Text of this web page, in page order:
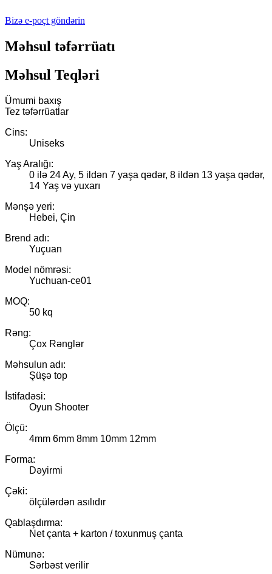
Bizə e-poçt göndərin
Məhsul təfərrüatı
Məhsul Teqləri
Ümumi baxış
Tez təfərrüatlar
Cins:
Uniseks
Yaş Aralığı:
0 ilə 24 Ay, 5 ildən 7 yaşa qədər, 8 ildən 13 yaşa qədər,
14 Yaş və yuxarı
Mənşə yeri:
Hebei, Çin
Brend adı:
Yuçuan
Model nömrəsi:
Yuchuan-ce01
MOQ:
50 kq
Rəng:
Çox Rənglər
Məhsulun adı:
Şüşə top
İstifadəsi:
Oyun Shooter
Ölçü:
4mm 6mm 8mm 10mm 12mm
Forma:
Dəyirmi
Çəki:
ölçülərdən asılıdır
Qablaşdırma:
Net çanta + karton / toxunmuş çanta
Nümunə:
Sərbəst verilir